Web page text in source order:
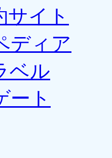
サイト
ディア
ベル
ート